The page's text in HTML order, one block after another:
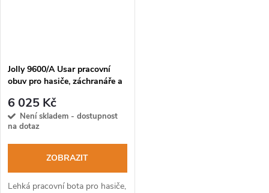
Jolly 9600/A Usar pracovní
obuv pro hasiče, záchranáře a
6 025 Kč
Není skladem - dostupnost
na dotaz
ZOBRAZIT
Lehká pracovní bota pro hasiče,